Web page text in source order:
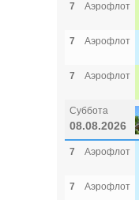
7 Аэрофлот
7 Аэрофлот
7 Аэрофлот
Суббота
08.08.2026
7 Аэрофлот
7 Аэрофлот